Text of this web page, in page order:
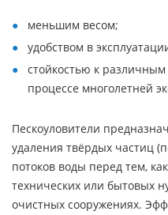
меньшим весом;
удобством в
стойкостью к
процессе многолетней
Пескоуловители
удаления твёрдых частиц
потоков воды перед тем,
технических или бытовых
очистных сооружениях.